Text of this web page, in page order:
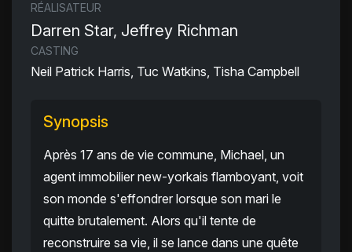
RÉALISATEUR
Darren Star, Jeffrey Richman
CASTING
Neil Patrick Harris, Tuc Watkins, Tisha Campbell
Synopsis
Après 17 ans de vie commune, Michael, un
agent immobilier new-yorkais flamboyant, voit
son monde s'effondrer lorsque son mari le
quitte brutalement. Alors qu'il tente de
reconstruire sa vie, il se lance dans une quête